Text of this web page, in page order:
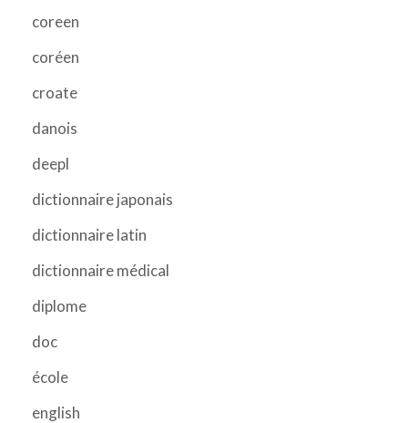
coreen
coréen
croate
danois
deepl
dictionnaire japonais
dictionnaire latin
dictionnaire médical
diplome
doc
école
english